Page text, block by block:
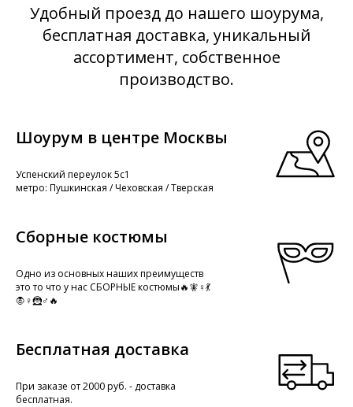
Удобный проезд до нашего шоурума,
бесплатная доставка, уникальный
ассортимент, собственное
производство.
Шоурум в центре Москвы
Успенский переулок 5с1
метро: Пушкинская / Чеховская / Тверская
Сборные костюмы
Одно из основных наших преимуществ
это то что у нас СБОРНЫЕ костюмы🔥🧚♀️💃
🧛♀️🦹♂️🔥
Бесплатная доставка
При заказе от 2000 руб. - доставка
бесплатная.